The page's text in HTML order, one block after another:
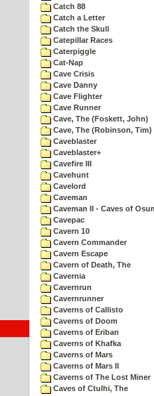
Catch 88
Catch a Letter
Catch the Skull
Catepillar Races
Caterpiggle
Cat-Nap
Cave Crisis
Cave Danny
Cave Flighter
Cave Runner
Cave, The (Foskett, John)
Cave, The (Robinson, Tim)
Caveblaster
Caveblaster+
Cavefire III
Cavehunt
Cavelord
Caveman
Caveman II - Caves of
Cavepac
Cavern 10
Cavern Commander
Cavern Escape
Cavern of Death, The
Cavernia
Cavernrun
Cavernrunner
Caverns of Callisto
Caverns of Doom
Caverns of Eriban
Caverns of Khafka
Caverns of Mars
Caverns of Mars II
Caverns of The Lost Miner
Caves of Ctulhi, The